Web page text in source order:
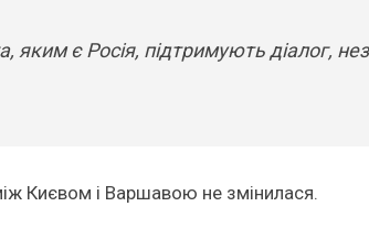
яким є Росія, підтримують діалог,
Києвом і Варшавою не змінилася.